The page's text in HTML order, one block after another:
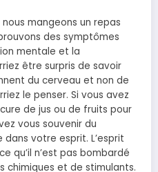
mangeons un repas
des symptômes
mentale et la
être surpris de savoir
du cerveau et non de
le penser. Si vous avez
de jus ou de fruits pour
vous souvenir du
votre esprit. L’esprit
qu’il n’est pas bombardé
chimiques et de stimulants.